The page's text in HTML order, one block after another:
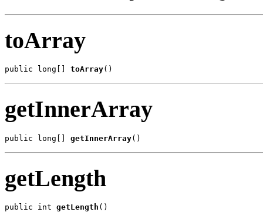
toArray
public long[] toArray()
getInnerArray
public long[] getInnerArray()
getLength
public int getLength ()